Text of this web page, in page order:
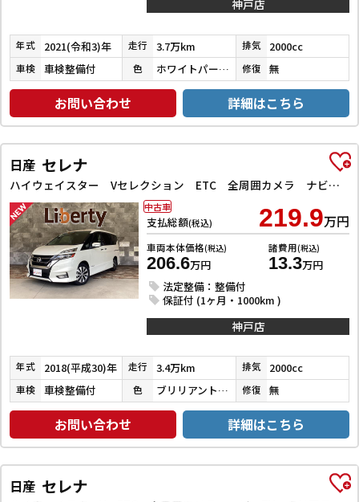
神戸店
年式 2021(令和3)年 走行 3.7万km 排気 2000cc
車検 車検整備付 色 ホワイトパールクリスタルシャイン 修復 無
お問い合わせ 詳細はこちら
日産 セレナ
ハイウェイスター Vセレクション ETC 全周囲カメラ ナビ TV クリアランスソナー オートクルーズコントロール パークアシスト 衝突被害軽減システム 両側電動スライドドア オートライト LEDヘッドランプ
支払総額(税込) 219.9万円
車両本体価格(税込)
206.6万円
諸費用(税込)
13.3万円
法定整備：整備付
保証付 (1ヶ月・1000km )
中古車
神戸店
年式 2018(平成30)年 走行 3.4万km 排気 2000cc
車検 車検整備付 色 ブリリアントホワイトパール３コートパール 修復 無
お問い合わせ 詳細はこちら
日産 セレナ